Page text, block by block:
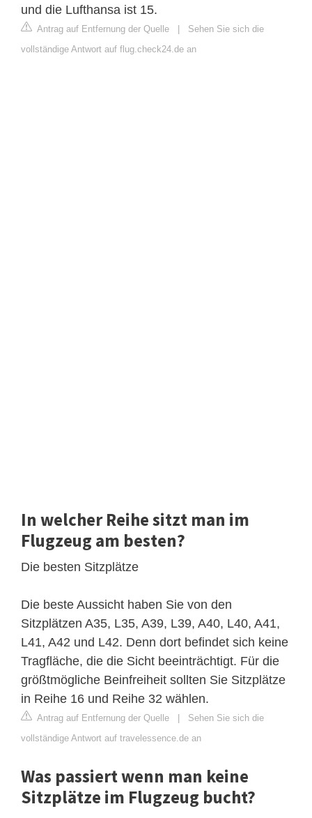
und die Lufthansa ist 15.
Antrag auf Entfernung der Quelle | Sehen Sie sich die
vollständige Antwort auf flug.check24.de an
In welcher Reihe sitzt man im
Flugzeug am besten?
Die besten Sitzplätze
Die beste Aussicht haben Sie von den
Sitzplätzen A35, L35, A39, L39, A40, L40, A41,
L41, A42 und L42. Denn dort befindet sich keine
Tragfläche, die die Sicht beeinträchtigt. Für die
größtmögliche Beinfreiheit sollten Sie Sitzplätze
in Reihe 16 und Reihe 32 wählen.
Antrag auf Entfernung der Quelle | Sehen Sie sich die
vollständige Antwort auf travelessence.de an
Was passiert wenn man keine
Sitzplätze im Flugzeug bucht?